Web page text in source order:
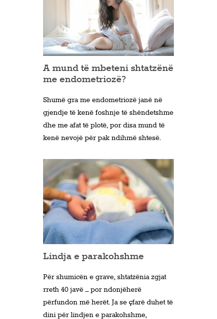
A mund të mbeteni shtatzënë
me endometriozë?
Shumë gra me endometriozë janë në
gjendje të kenë foshnje të shëndetshme
dhe me afat të plotë, por disa mund të
kenë nevojë për pak ndihmë shtesë.
Lindja e parakohshme
Për shumicën e grave, shtatzënia zgjat
rreth 40 javë – por ndonjëherë
përfundon më herët. Ja se çfarë duhet të
dini për lindjen e parakohshme,